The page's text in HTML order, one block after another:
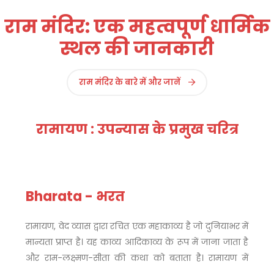
राम मंदिर: एक महत्वपूर्ण धार्मिक
स्थल की जानकारी
राम मंदिर के बारे में और जानें
रामायण : उपन्यास के प्रमुख चरित्र
Bharata - भरत
रामायण, वेद व्यास द्वारा रचित एक महाकाव्य है जो दुनियाभर में
मान्यता प्राप्त है। यह काव्य आदिकाव्य के रूप में जाना जाता है
और राम-लक्ष्मण-सीता की कथा को बताता है। रामायण में